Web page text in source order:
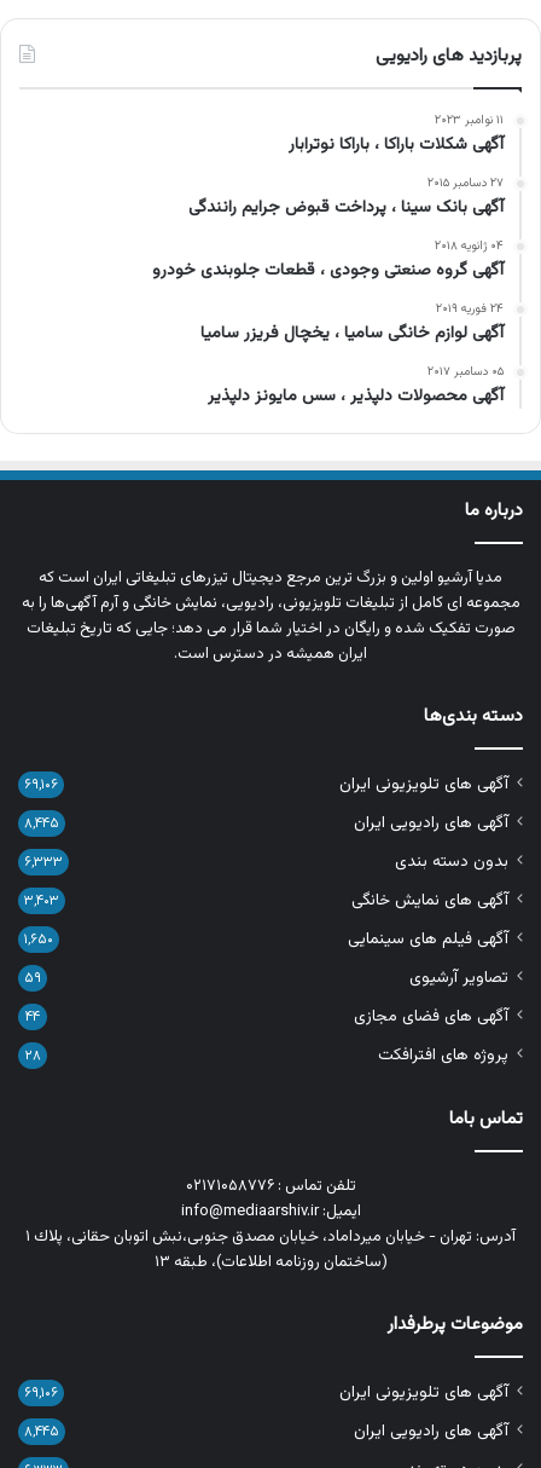
پربازدید های رادیویی
۱۱ نوامبر ۲۰۲۳
آگهی شکلات باراکا ، باراکا نوترابار
۲۷ دسامبر ۲۰۱۵
آگهی بانک سینا ، پرداخت قبوض جرایم رانندگی
۰۴ ژانویه ۲۰۱۸
آگهی گروه صنعتی وجودی ، قطعات جلوبندی خودرو
۲۴ فوریه ۲۰۱۹
آگهی لوازم خانگی سامیا ، یخچال فریزر سامیا
۰۵ دسامبر ۲۰۱۷
آگهی محصولات دلپذیر ، سس مایونز دلپذیر
درباره ما
مدیا آرشیو اولین و بزرگ‌ ترین مرجع دیجیتال تیزرهای تبلیغاتی ایران است که
مجموعه‌ ای کامل از تبلیغات تلویزیونی، رادیویی، نمایش خانگی و آرم‌ آگهی‌ها را به‌
صورت تفکیک‌ شده و رایگان در اختیار شما قرار می‌ دهد؛ جایی که تاریخ تبلیغات
ایران همیشه در دسترس است.
دسته بندی‌ها
آگهی های تلویزیونی ایران ۶۹,۱۰۶
آگهی های رادیویی ایران ۸,۴۴۵
بدون دسته بندی ۶,۳۳۳
آگهی های نمایش خانگی ۳,۴۰۳
آگهی فیلم های سینمایی ۱,۶۵۰
تصاویر آرشیوی ۵۹
آگهی های فضای مجازی ۴۴
پروژه های افترافکت ۲۸
تماس باما
تلفن تماس : ۰۲۱۷۱۰۵۸۷۷۶
ایمیل: info@mediaarshiv.ir
آدرس: تهران - خیابان میرداماد، خیابان مصدق جنوبی،نبش اتوبان حقانی، پلاك ١
(ساختمان روزنامه اطلاعات)، طبقه ۱۳
موضوعات پرطرفدار
آگهی های تلویزیونی ایران ۶۹,۱۰۶
آگهی های رادیویی ایران ۸,۴۴۵